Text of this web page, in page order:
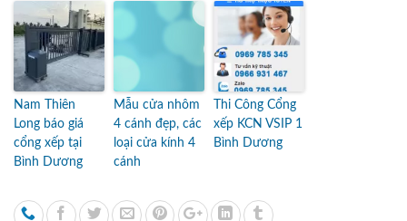
Nam Thiên
Long báo giá
cổng xếp tại
Bình Dương
Mẫu cửa nhôm
4 cánh đẹp, các
loại cửa kính 4
cánh
Thi Công Cổng
xếp KCN VSIP 1
Bình Dương